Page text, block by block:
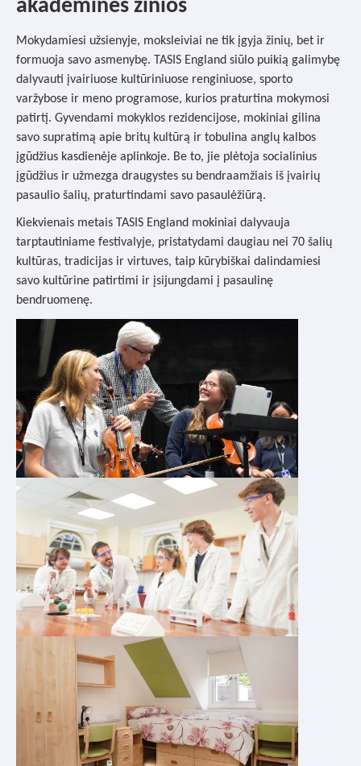
akademinės žinios
Mokydamiesi užsienyje, moksleiviai ne tik įgyja žinių, bet ir
formuoja savo asmenybę. TASIS England siūlo puikią galimybę
dalyvauti įvairiuose kultūriniuose renginiuose, sporto
varžybose ir meno programose, kurios praturtina mokymosi
patirtį. Gyvendami mokyklos rezidencijose, mokiniai gilina
savo supratimą apie britų kultūrą ir tobulina anglų kalbos
įgūdžius kasdienėje aplinkoje. Be to, jie plėtoja socialinius
įgūdžius ir užmezga draugystes su bendraamžiais iš įvairių
pasaulio šalių, praturtindami savo pasaulėžiūrą.
Kiekvienais metais TASIS England mokiniai dalyvauja
tarptautiniame festivalyje, pristatydami daugiau nei 70 šalių
kultūras, tradicijas ir virtuves, taip kūrybiškai dalindamiesi
savo kultūrine patirtimi ir įsijungdami į pasaulinę
bendruomenę.